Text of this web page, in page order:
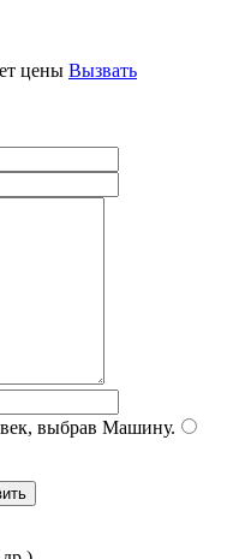
цены Вызвать
выбрав Машину.